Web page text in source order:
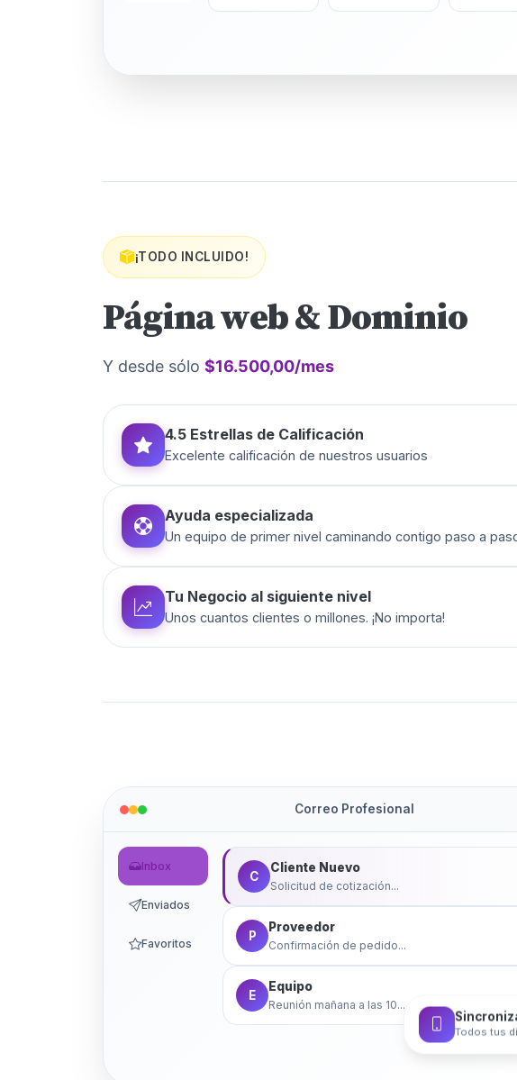
¡TODO INCLUIDO!
Página web & Dominio
Y desde sólo $16.500,00/mes
4.5 Estrellas de Calificación
Excelente calificación de nuestros usuarios
Ayuda especializada
Un equipo de primer nivel caminando contigo paso a
Tu Negocio al siguiente nivel
Unos cuantos clientes o millones. ¡No importa!
Correo Profesional
Inbox
Enviados
Favoritos
C
Cliente Nuevo
Solicitud de cotización...
P
Proveedor
Confirmación de pedido...
E
Equipo
Reunión mañana a las 10...
Todos tus